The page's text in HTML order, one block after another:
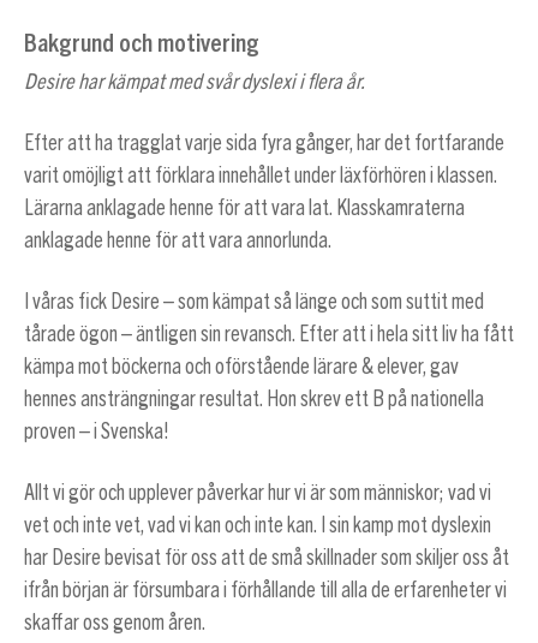
Bakgrund och motivering
Desire har kämpat med svår dyslexi i flera år.
Efter att ha tragglat varje sida fyra gånger, har det fortfarande
varit omöjligt att förklara innehållet under läxförhören i klassen.
Lärarna anklagade henne för att vara lat. Klasskamraterna
anklagade henne för att vara annorlunda.
I våras fick Desire – som kämpat så länge och som suttit med
tårade ögon – äntligen sin revansch. Efter att i hela sitt liv ha fått
kämpa mot böckerna och oförstående lärare & elever, gav
hennes ansträngningar resultat. Hon skrev ett B på nationella
proven – i Svenska!
Allt vi gör och upplever påverkar hur vi är som människor; vad vi
vet och inte vet, vad vi kan och inte kan. I sin kamp mot dyslexin
har Desire bevisat för oss att de små skillnader som skiljer oss åt
ifrån början är försumbara i förhållande till alla de erfarenheter vi
skaffar oss genom åren.